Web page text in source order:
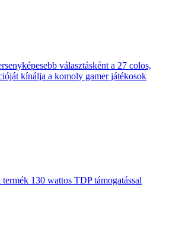
választásként a 27 colos,
kínálja a komoly gamer játékosok
130 wattos TDP támogatással